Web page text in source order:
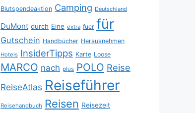
Blutspendeaktion Camping Deutschland
DuMont durch Eine extra fuer für
Gutschein Handbücher Herausnehmen
Hotels InsiderTipps Karte Loose
MARCO nach plus POLO Reise
ReiseAtlas Reiseführer
Reisehandbuch Reisen Reisezeit